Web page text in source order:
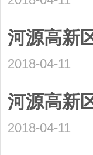
河源高新
2018-04-11
河源高新
2018-04-11